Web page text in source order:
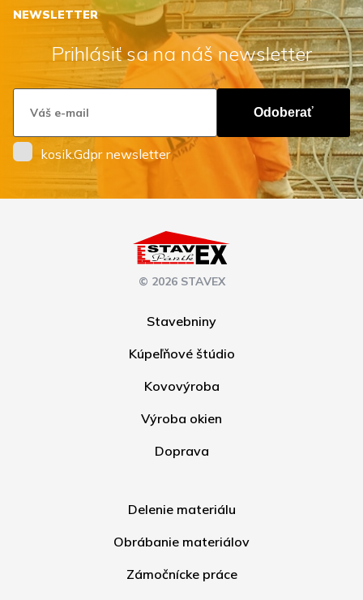
NEWSLETTER
Prihlásiť sa na náš newsletter
Odoberať
kosik.Gdpr newsletter
© 2026 STAVEX
Stavebniny
Kúpeľňové štúdio
Kovovýroba
Výroba okien
Doprava
Delenie materiálu
Obrábanie materiálov
Zámočnícke práce